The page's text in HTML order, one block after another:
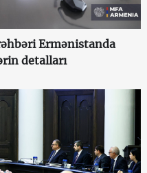
Ermənistanda
detalları